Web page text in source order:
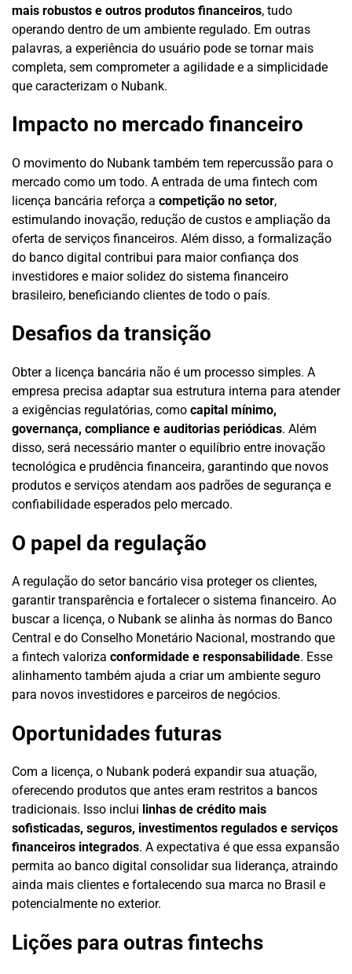
mais robustos e outros produtos financeiros, tudo
operando dentro de um ambiente regulado. Em outras
palavras, a experiência do usuário pode se tornar mais
completa, sem comprometer a agilidade e a simplicidade
que caracterizam o Nubank.
Impacto no mercado financeiro
O movimento do Nubank também tem repercussão para o
mercado como um todo. A entrada de uma fintech com
licença bancária reforça a competição no setor,
estimulando inovação, redução de custos e ampliação da
oferta de serviços financeiros. Além disso, a formalização
do banco digital contribui para maior confiança dos
investidores e maior solidez do sistema financeiro
brasileiro, beneficiando clientes de todo o país.
Desafios da transição
Obter a licença bancária não é um processo simples. A
empresa precisa adaptar sua estrutura interna para atender
a exigências regulatórias, como capital mínimo,
governança, compliance e auditorias periódicas. Além
disso, será necessário manter o equilíbrio entre inovação
tecnológica e prudência financeira, garantindo que novos
produtos e serviços atendam aos padrões de segurança e
confiabilidade esperados pelo mercado.
O papel da regulação
A regulação do setor bancário visa proteger os clientes,
garantir transparência e fortalecer o sistema financeiro. Ao
buscar a licença, o Nubank se alinha às normas do Banco
Central e do Conselho Monetário Nacional, mostrando que
a fintech valoriza conformidade e responsabilidade. Esse
alinhamento também ajuda a criar um ambiente seguro
para novos investidores e parceiros de negócios.
Oportunidades futuras
Com a licença, o Nubank poderá expandir sua atuação,
oferecendo produtos que antes eram restritos a bancos
tradicionais. Isso inclui linhas de crédito mais
sofisticadas, seguros, investimentos regulados e serviços
financeiros integrados. A expectativa é que essa expansão
permita ao banco digital consolidar sua liderança, atraindo
ainda mais clientes e fortalecendo sua marca no Brasil e
potencialmente no exterior.
Lições para outras fintechs